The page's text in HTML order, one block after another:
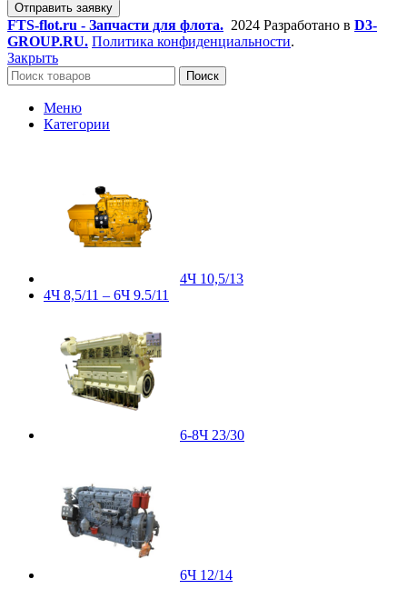
Отправить заявку
FTS-flot.ru - Запчасти для флота. 2024 Разработано в D3-
GROUP.RU. Политика конфиденциальности.
Закрыть
Поиск
Меню
Категории
4Ч 10,5/13
4Ч 8,5/11 – 6Ч 9.5/11
6-8Ч 23/30
6Ч 12/14